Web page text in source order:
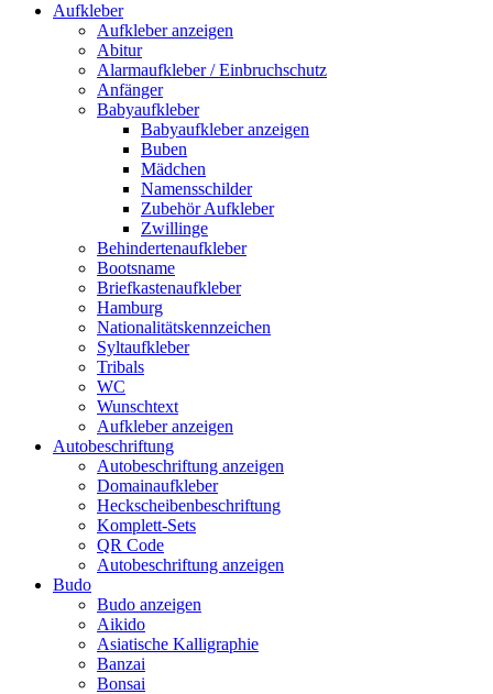
Aufkleber
Aufkleber anzeigen
Abitur
Alarmaufkleber / Einbruchschutz
Anfänger
Babyaufkleber
Babyaufkleber anzeigen
Buben
Mädchen
Namensschilder
Zubehör Aufkleber
Zwillinge
Behindertenaufkleber
Bootsname
Briefkastenaufkleber
Hamburg
Nationalitätskennzeichen
Syltaufkleber
Tribals
WC
Wunschtext
Aufkleber anzeigen
Autobeschriftung
Autobeschriftung anzeigen
Domainaufkleber
Heckscheibenbeschriftung
Komplett-Sets
QR Code
Autobeschriftung anzeigen
Budo
Budo anzeigen
Aikido
Asiatische Kalligraphie
Banzai
Bonsai